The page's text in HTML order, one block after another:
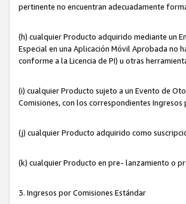
pertinente no encuentran adecuadamente
(h) cualquier Producto adquirido mediante un
Especial en una Aplicación Móvil Aprobada no
conforme a la Licencia de PI) u otras
(i) cualquier Producto sujeto a un Evento de
Comisiones, con los correspondientes
(j) cualquier Producto adquirido como
(k) cualquier Producto en pre- lanzamiento o
3. Ingresos por Comisiones Estándar